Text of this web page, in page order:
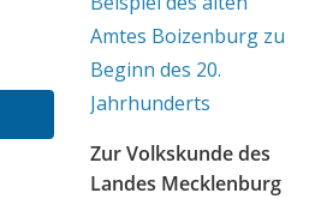
Zur Volkskunde des
Landes Mecklenburg